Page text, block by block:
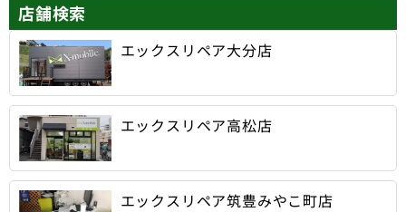
店舗検索
エックスリペア大分店
エックスリペア高松店
エックスリペア筑豊みやこ町店